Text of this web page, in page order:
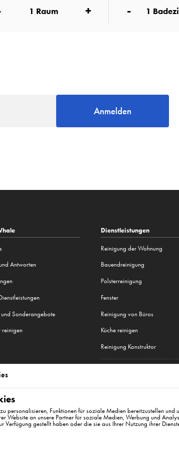
personalisieren, Funktionen für soziale Medien bereitzustellen und
Website an unsere Partner für soziale Medien, Werbung und
Verfügung gestellt haben oder die sie aus Ihrer Nutzung ihrer
1 Raum + - 1
Anmelden
Antworten
und Sonderangebote
reinigen
Dienstleistungen
Reinigung der Wohnung
Bauendreinigung
Polsterreinigung
Fenster
Reinigung von Büros
Küche reinigen
Reinigung Konstruktor
in 22 Städten tätig:
+49 000